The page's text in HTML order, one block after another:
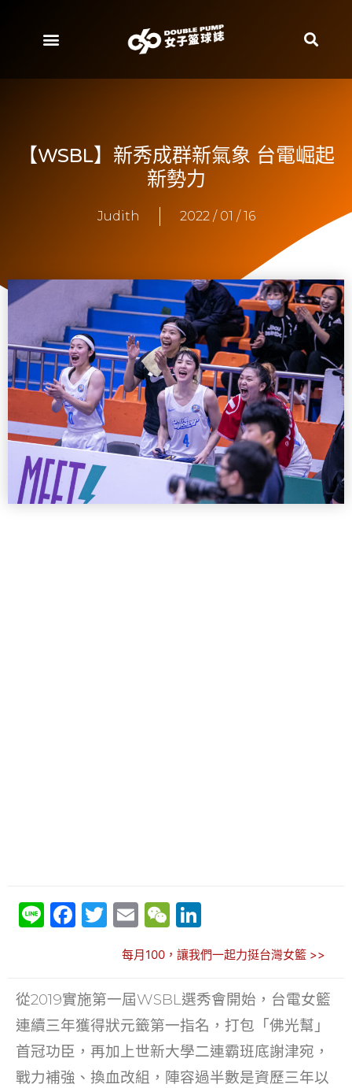
【WSBL】新秀成群新氣象 台電崛起
新勢力
Judith 2022 / 01 / 16
Li F
e
b
o
T
itt
er
E
ai
l
W
C
h
at
k
e
dI
n
每月100，讓我們一起力挺台灣女籃 >>
從2019實施第一屆WSBL選秀會開始，台電女籃
連續三年獲得狀元籤第一指名，打包「佛光幫」
首冠功臣，再加上世新大學二連霸班底謝津宛，
戰力補強、換血改組，陣容過半數是資歷三年以